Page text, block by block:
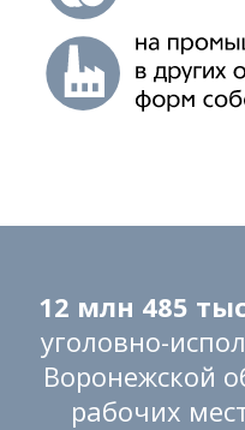
12 млн 485
уголовно-
Воронежской
рабочих